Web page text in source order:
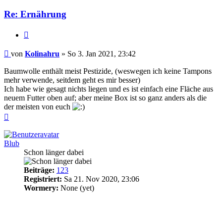
Re: Ernährung
Beitrag
von Kolinahru » So 3. Jan 2021, 23:42
Baumwolle enthält meist Pestizide, (weswegen ich keine Tampons
mehr verwende, seitdem geht es mir besser)
Ich habe wie gesagt nichts liegen und es ist einfach eine Fläche aus
neuem Futter oben auf; aber meine Box ist so ganz anders als die
der meisten von euch
Blub
Schon länger dabei
Beiträge: 123
Registriert: Sa 21. Nov 2020, 23:06
Wormery: None (yet)